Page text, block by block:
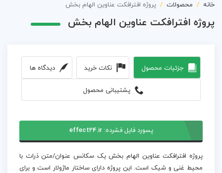
خانه محصولات پروژه افترافکت عناوین الهام بخش
پروژه افترافکت عناوین الهام بخش
جزئیات محصول نکات خرید دیدگاه ها
پشتیبانی محصول
پسورد فایل فشرده:effect24.ir
پروژه افترافکت عناوین الهام بخش یک سکانس عنوان/متن ذرات با
محیط غنی و شیک است. این پروژه دارای ساختار ماژولار است و برای